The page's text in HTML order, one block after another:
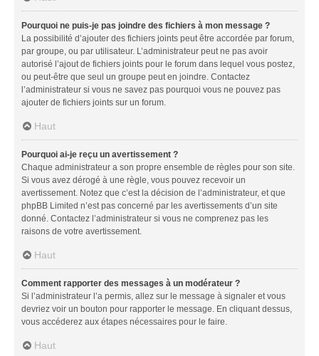
Pourquoi ne puis-je pas joindre des fichiers à mon message ?
La possibilité d’ajouter des fichiers joints peut être accordée par forum,
par groupe, ou par utilisateur. L’administrateur peut ne pas avoir
autorisé l’ajout de fichiers joints pour le forum dans lequel vous postez,
ou peut-être que seul un groupe peut en joindre. Contactez
l’administrateur si vous ne savez pas pourquoi vous ne pouvez pas
ajouter de fichiers joints sur un forum.
Haut
Pourquoi ai-je reçu un avertissement ?
Chaque administrateur a son propre ensemble de règles pour son site.
Si vous avez dérogé à une règle, vous pouvez recevoir un
avertissement. Notez que c’est la décision de l’administrateur, et que
phpBB Limited n’est pas concerné par les avertissements d’un site
donné. Contactez l’administrateur si vous ne comprenez pas les
raisons de votre avertissement.
Haut
Comment rapporter des messages à un modérateur ?
Si l’administrateur l’a permis, allez sur le message à signaler et vous
devriez voir un bouton pour rapporter le message. En cliquant dessus,
vous accéderez aux étapes nécessaires pour le faire.
Haut